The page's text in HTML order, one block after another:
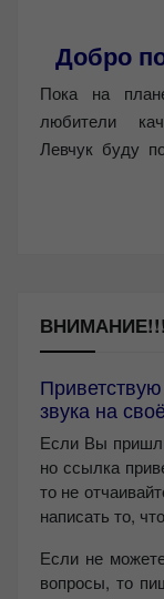
Добро
Пока на
любители
Левчук буду
звука на
Если Вы
но ссылка
то не
написать то,
Если не
вопросы, то